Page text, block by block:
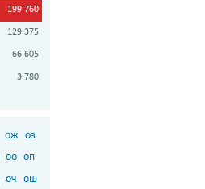
199 760
129 375
66 605
3 780
ож оз
оо оп
оч ош